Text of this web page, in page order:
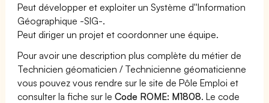
Peut développer et exploiter un Système d''Information
Géographique -SIG-.
Peut diriger un projet et coordonner une équipe.
Pour avoir une description plus complète du métier de
Technicien géomaticien / Technicienne géomaticienne
vous pouvez vous rendre sur le site de Pôle Emploi et
consulter la fiche sur leCode ROME: M1808. Le code